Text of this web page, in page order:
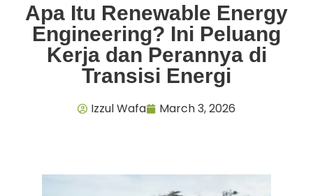
Apa Itu Renewable Energy
Engineering? Ini Peluang
Kerja dan Perannya di
Transisi Energi
Izzul Wafa March 3, 2026